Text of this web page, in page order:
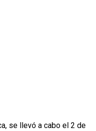
se llevó a cabo el 2 de